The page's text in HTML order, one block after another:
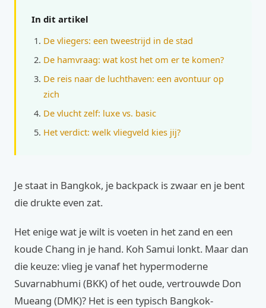
In dit artikel
De vliegers: een tweestrijd in de stad
De hamvraag: wat kost het om er te komen?
De reis naar de luchthaven: een avontuur op
zich
De vlucht zelf: luxe vs. basic
Het verdict: welk vliegveld kies jij?
Je staat in Bangkok, je backpack is zwaar en je bent
die drukte even zat.
Het enige wat je wilt is voeten in het zand en een
koude Chang in je hand. Koh Samui lonkt. Maar dan
die keuze: vlieg je vanaf het hypermoderne
Suvarnabhumi (BKK) of het oude, vertrouwde Don
Mueang (DMK)? Het is een typisch Bangkok-